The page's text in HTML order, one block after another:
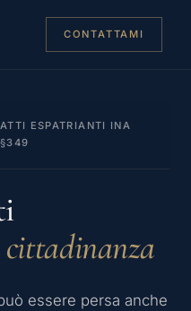
CONTATTAMI
ATTI ESPATRIANTI INA
§349
cittadinanza
essere persa anche